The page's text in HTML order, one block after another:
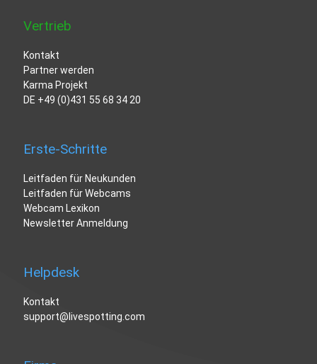
Vertrieb
Kontakt
Partner werden
Karma Projekt
DE +49 (0)431 55 68 34 20
Erste-Schritte
Leitfaden für Neukunden
Leitfaden für Webcams
Webcam Lexikon
Newsletter Anmeldung
Helpdesk
Kontakt
support@livespotting.com